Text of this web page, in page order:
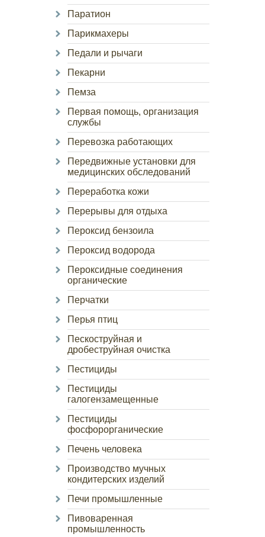
Паратион
Парикмахеры
Педали и рычаги
Пекарни
Пемза
Первая помощь, организация
службы
Перевозка работающих
Передвижные установки для
медицинских обследований
Переработка кожи
Перерывы для отдыха
Пероксид бензоила
Пероксид водорода
Пероксидные соединения
органические
Перчатки
Перья птиц
Пескоструйная и
дробеструйная очистка
Пестициды
Пестициды
галогензамещенные
Пестициды
фосфорорганические
Печень человека
Производство мучных
кондитерских изделий
Печи промышленные
Пивоваренная
промышленность